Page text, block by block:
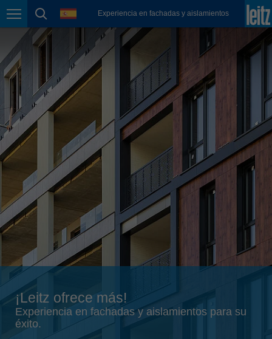
Page navigation
page search
languageExperiencia en fachadas y aislamientos
México
español
Nederland
nederlands
Österreich
Polska
polski
Portugal
România
Română
Schweiz
français
english
Slovenija
slovenski
¡Leitz ofrece más!
Experiencia en fachadas y aislamientos para su
éxito.